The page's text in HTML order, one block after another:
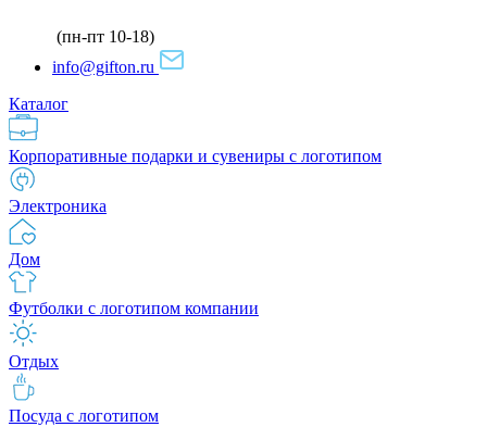
(пн-пт 10-18)
info@gifton.ru
Каталог
Корпоративные подарки и сувениры с логотипом
Электроника
Дом
Футболки с логотипом компании
Отдых
Посуда с логотипом